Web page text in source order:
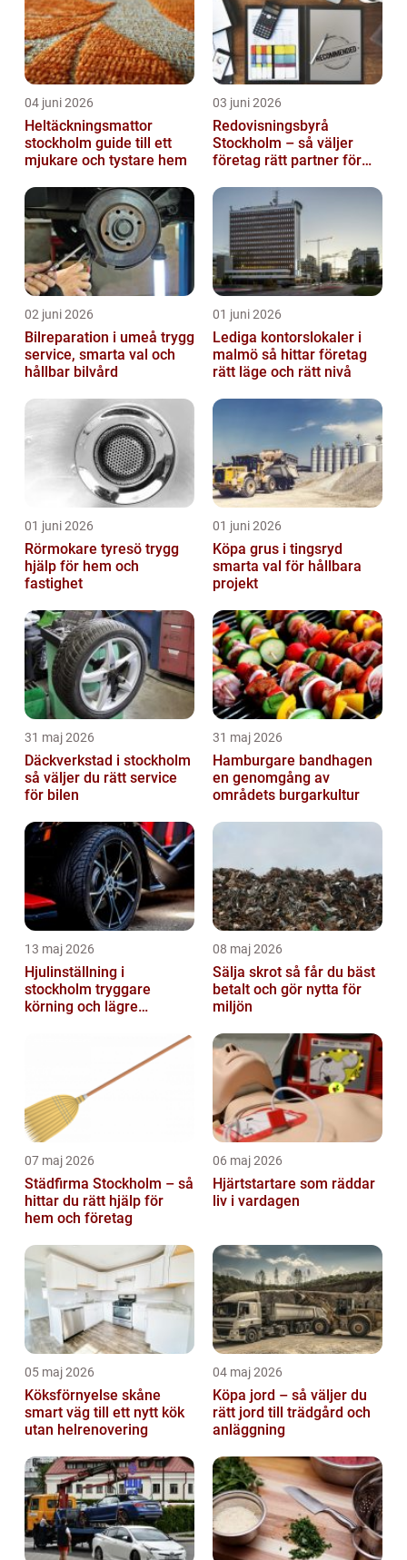
04 juni 2026
Heltäckningsmattor
stockholm guide till ett
mjukare och tystare hem
03 juni 2026
Redovisningsbyrå
Stockholm – så väljer
företag rätt partner för
02 juni 2026
Bilreparation i umeå trygg
service, smarta val och
hållbar bilvård
01 juni 2026
Lediga kontorslokaler i
malmö så hittar företag
rätt läge och rätt nivå
01 juni 2026
Rörmokare tyresö trygg
hjälp för hem och
fastighet
01 juni 2026
Köpa grus i tingsryd
smarta val för hållbara
projekt
31 maj 2026
Däckverkstad i stockholm
så väljer du rätt service
för bilen
31 maj 2026
Hamburgare bandhagen
en genomgång av
områdets burgarkultur
13 maj 2026
Hjulinställning i
stockholm tryggare
körning och lägre
08 maj 2026
Sälja skrot så får du bäst
betalt och gör nytta för
miljön
07 maj 2026
Städfirma Stockholm – så
hittar du rätt hjälp för
hem och företag
06 maj 2026
Hjärtstartare som räddar
liv i vardagen
05 maj 2026
Köksförnyelse skåne
smart väg till ett nytt kök
utan helrenovering
04 maj 2026
Köpa jord – så väljer du
rätt jord till trädgård och
anläggning